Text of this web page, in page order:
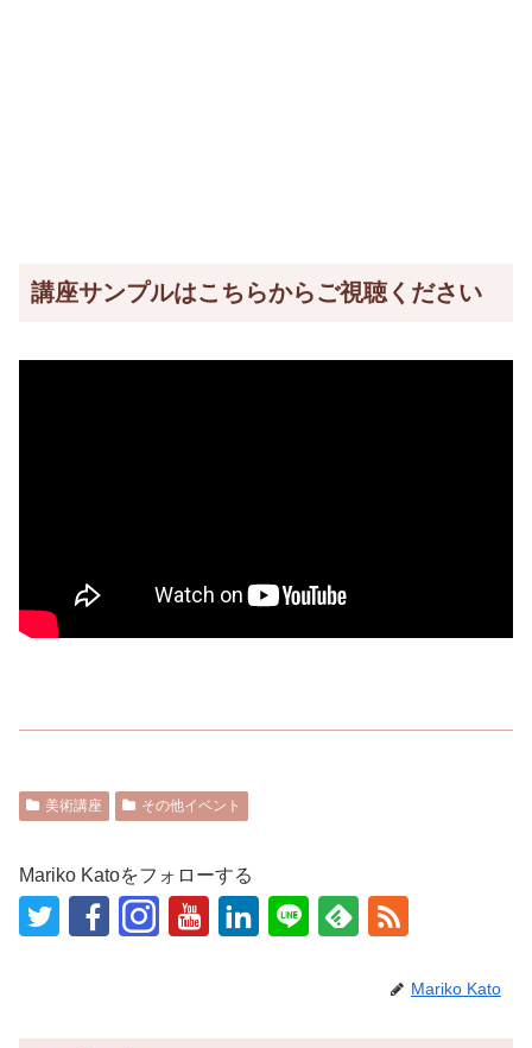
講座サンプルはこちらからご視聴ください
美術講座 その他イベント
Mariko Katoをフォローする
Mariko Kato